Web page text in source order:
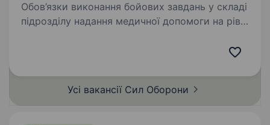
Обов’язки виконання бойових завдань у складі
підрозділу надання медичної допомоги на рівні
Усі вакансії Сил Оборони